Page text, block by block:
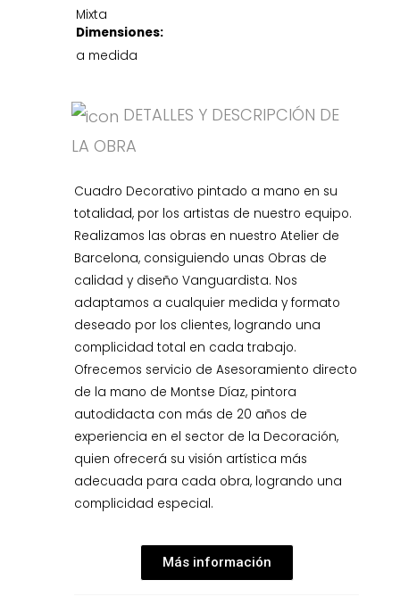
Mixta
Dimensiones:
a medida
DETALLES Y DESCRIPCIÓN DE
LA OBRA
Cuadro Decorativo pintado a mano en su
totalidad, por los artistas de nuestro equipo.
Realizamos las obras en nuestro Atelier de
Barcelona, consiguiendo unas Obras de
calidad y diseño Vanguardista. Nos
adaptamos a cualquier medida y formato
deseado por los clientes, logrando una
complicidad total en cada trabajo.
Ofrecemos servicio de Asesoramiento directo
de la mano de Montse Díaz, pintora
autodidacta con más de 20 años de
experiencia en el sector de la Decoración,
quien ofrecerá su visión artística más
adecuada para cada obra, logrando una
complicidad especial.
Más información